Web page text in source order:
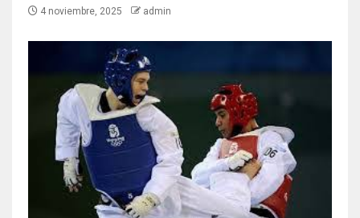
4 noviembre, 2025 admin